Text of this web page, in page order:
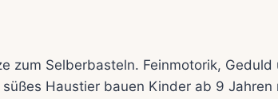
zum Selberbasteln. Feinmotorik,
süßes Haustier bauen Kinder ab 9